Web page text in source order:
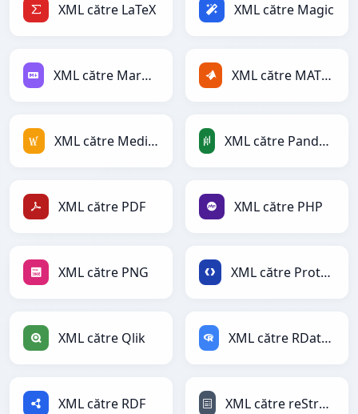
XML către LaTeX XML către Magic
XML către Markdown XML către MATLAB
XML către MediaWiki XML către PandasDataFrame
XML către PDF XML către PHP
XML către PNG XML către Protobuf
XML către Qlik XML către RDataFrame
XML către RDF XML către reStructuredText